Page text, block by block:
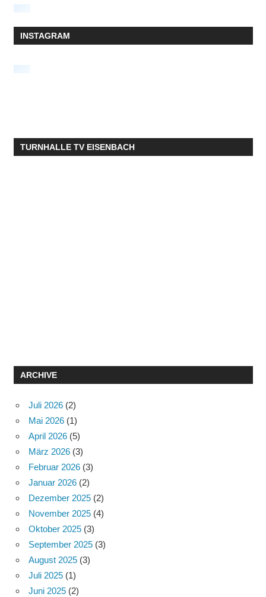
INSTAGRAM
TURNHALLE TV EISENBACH
ARCHIVE
Juli 2026 (2)
Mai 2026 (1)
April 2026 (5)
März 2026 (3)
Februar 2026 (3)
Januar 2026 (2)
Dezember 2025 (2)
November 2025 (4)
Oktober 2025 (3)
September 2025 (3)
August 2025 (3)
Juli 2025 (1)
Juni 2025 (2)